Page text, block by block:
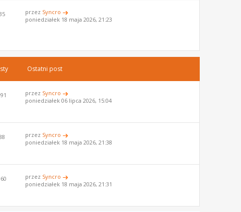
przez Syncro
poniedziałek 18 maja 2026, 21:23
Ostatni post
przez Syncro
poniedziałek 06 lipca 2026, 15:04
przez Syncro
poniedziałek 18 maja 2026, 21:38
przez Syncro
poniedziałek 18 maja 2026, 21:31